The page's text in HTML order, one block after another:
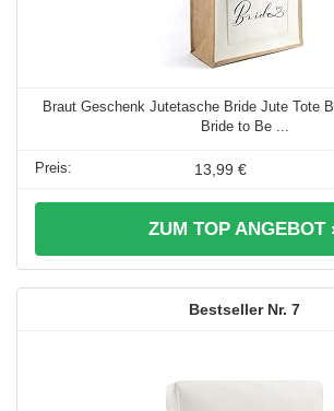
Braut Geschenk Jutetasche Bride Jute Tote
Bride to Be ...
13,99 €
ZUM TOP ANGEBOT
7